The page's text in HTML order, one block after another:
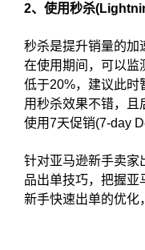
2、使用秒杀
秒杀是提升销量的加
在使用期间，可以监
低于20%，建议此时
用秒杀效果不错，且
使用7天促销(7-day
针对亚马逊新手卖家
品出单技巧，把握亚
新手快速出单的优化